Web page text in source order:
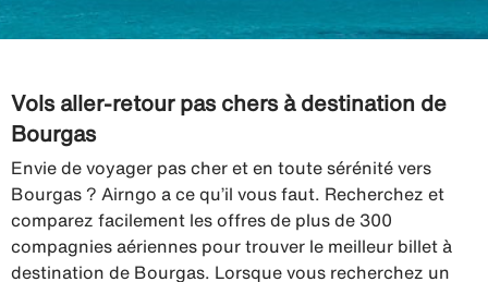
Vols aller-retour pas chers à destination de
Bourgas
Envie de voyager pas cher et en toute sérénité vers
Bourgas ? Airngo a ce qu’il vous faut. Recherchez et
comparez facilement les offres de plus de 300
compagnies aériennes pour trouver le meilleur billet à
destination de Bourgas. Lorsque vous recherchez un